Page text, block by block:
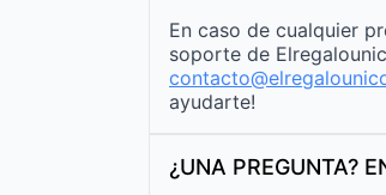
En caso de cualquier
soporte de
ayudarte!
¿UNA PREGUNTA?